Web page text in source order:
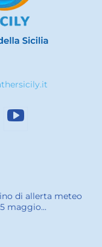
di allerta meteo
maggio...